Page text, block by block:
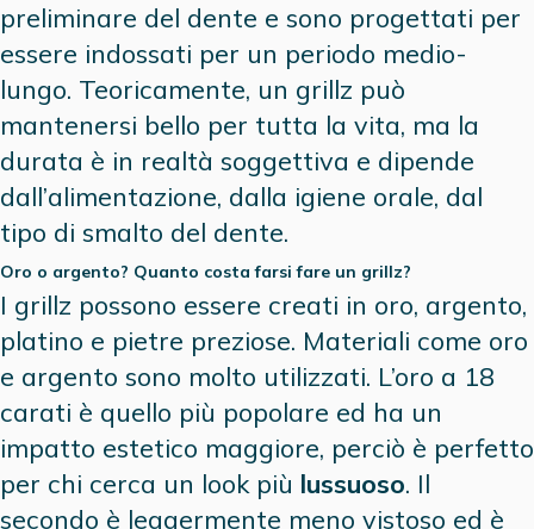
preliminare del dente e sono progettati per
essere indossati per un periodo medio-
lungo. Teoricamente, un grillz può
mantenersi bello per tutta la vita, ma la
durata è in realtà soggettiva e dipende
dall’alimentazione, dalla igiene orale, dal
tipo di smalto del dente.
Oro o argento? Quanto costa farsi fare un grillz?
I grillz possono essere creati in oro, argento,
platino e pietre preziose. Materiali come oro
e argento sono molto utilizzati. L’oro a 18
carati è quello più popolare ed ha un
impatto estetico maggiore, perciò è perfetto
per chi cerca un look più lussuoso. Il
secondo è leggermente meno vistoso ed è